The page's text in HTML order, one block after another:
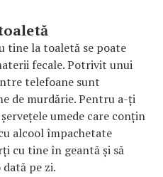
tine la toaletă se poate
fecale. Potrivit unui
telefoane sunt
de murdărie. Pentru a-ți
umede care conțin
alcool împachetate
cu tine în geantă și să
pe zi.